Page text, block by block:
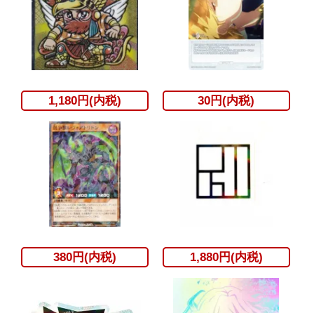
1,180円(内税) 30円(内税)
380円(内税) 1,880円(内税)